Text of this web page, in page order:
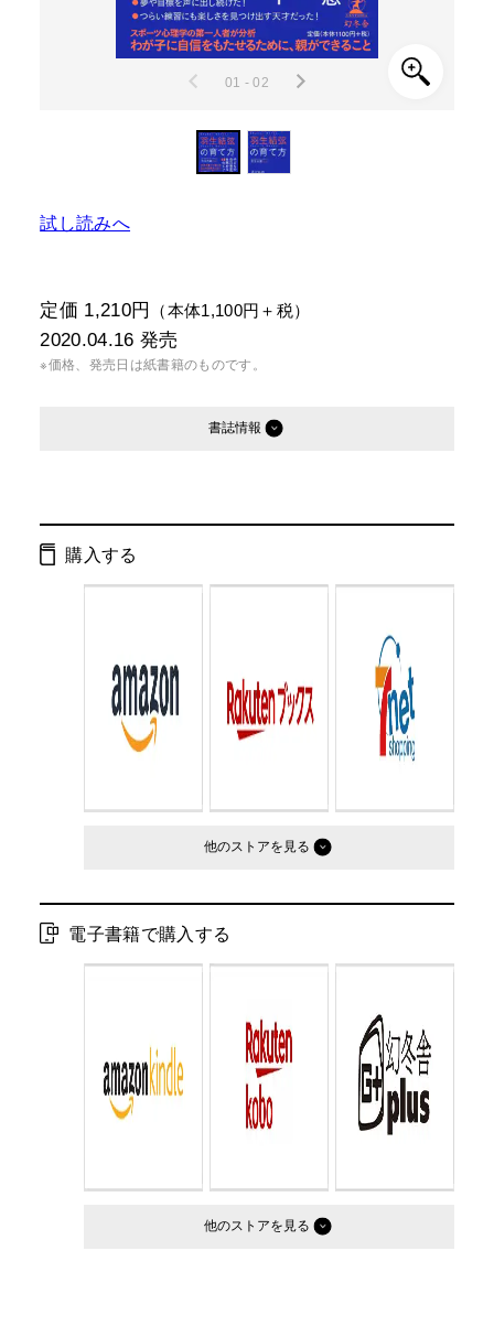
01 - 02
試し読みへ
定価 1,210円 （本体1,100円＋税）
2020.04.16 発売
※価格、発売日は紙書籍のものです。
書誌情報
ページ数：
判型： B6判変型
購入する
他のストア
電子書籍で購入する
他のストア